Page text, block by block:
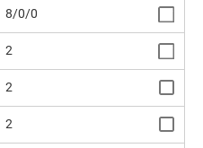
8/0/0
2
2
2